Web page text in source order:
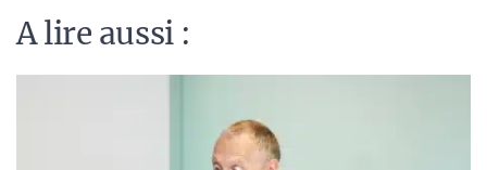
A lire aussi :